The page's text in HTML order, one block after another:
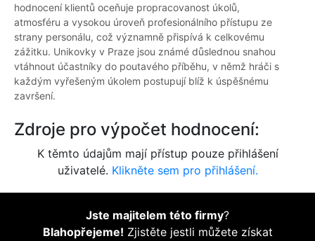
hodnocení klientů oceňuje propracovanost úkolů,
atmosféru a vysokou úroveň profesionálního přístupu ze
strany personálu, což významně přispívá k celkovému
zážitku. Unikovky v Praze jsou známé důslednou snahou
vtáhnout účastníky do poutavého příběhu, v němž hráči s
každým vyřešeným úkolem postupují blíž k úspěšnému
završení.
Zdroje pro výpočet hodnocení:
K těmto údajům mají přístup pouze přihlášení
uživatelé. Klikněte sem pro přihlášení.
Jste majitelem této firmy?
Blahopřejeme! Zjistěte jestli můžete získat